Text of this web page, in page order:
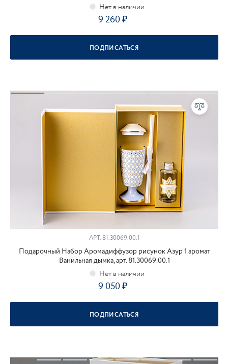
9 260
ПОДПИСАТЬСЯ
АРТ.81.30069.00.1
Подарочный Набор Аромадиффузор рисунок Азур 1 аромат
Ванильная дымка, арт. 81.30069.00.1
9 050
ПОДПИСАТЬСЯ